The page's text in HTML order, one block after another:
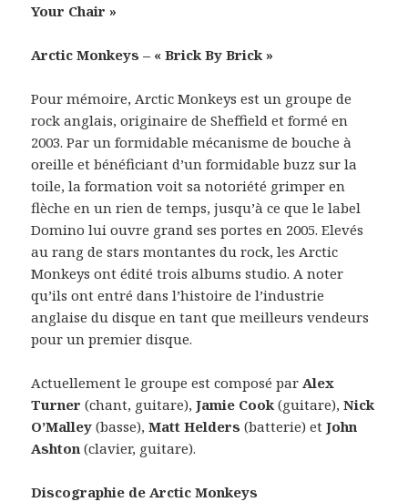
Your Chair »
Arctic Monkeys – « Brick By Brick »
Pour mémoire, Arctic Monkeys est un groupe de
rock anglais, originaire de Sheffield et formé en
2003. Par un formidable mécanisme de bouche à
oreille et bénéficiant d’un formidable buzz sur la
toile, la formation voit sa notoriété grimper en
flèche en un rien de temps, jusqu’à ce que le label
Domino lui ouvre grand ses portes en 2005. Elevés
au rang de stars montantes du rock, les Arctic
Monkeys ont édité trois albums studio. A noter
qu’ils ont entré dans l’histoire de l’industrie
anglaise du disque en tant que meilleurs vendeurs
pour un premier disque.
Actuellement le groupe est composé par Alex
Turner (chant, guitare),Jamie Cook (guitare),Nick
O’Malley (basse),Matt Helders (batterie) etJohn
Ashton (clavier, guitare).
Discographie de Arctic Monkeys